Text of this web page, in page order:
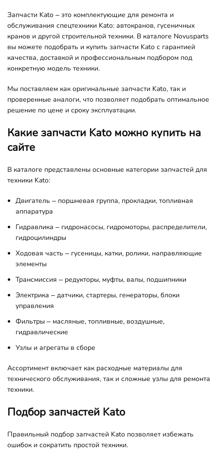
Запчасти Kato – это комплектующие для ремонта и
обслуживания спецтехники Kato: автокранов, гусеничных
кранов и другой строительной техники. В каталоге Novusparts
вы можете подобрать и купить запчасти Kato с гарантией
качества, доставкой и профессиональным подбором под
конкретную модель техники.
Мы поставляем как оригинальные запчасти Kato, так и
проверенные аналоги, что позволяет подобрать оптимальное
решение по цене и сроку эксплуатации.
Какие запчасти Kato можно купить на
сайте
В каталоге представлены основные категории запчастей для
техники Kato:
Двигатель – поршневая группа, прокладки, топливная
аппаратура
Гидравлика – гидронасосы, гидромоторы, распределители,
гидроцилиндры
Ходовая часть – гусеницы, катки, ролики, направляющие
элементы
Трансмиссия – редукторы, муфты, валы, подшипники
Электрика – датчики, стартеры, генераторы, блоки
управления
Фильтры – масляные, топливные, воздушные,
гидравлические
Узлы и агрегаты в сборе
Ассортимент включает как расходные материалы для
технического обслуживания, так и сложные узлы для ремонта
техники.
Подбор запчастей Kato
Правильный подбор запчастей Kato позволяет избежать
ошибок и сократить простой техники.